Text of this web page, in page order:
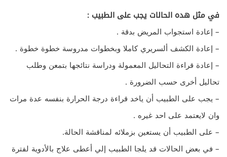
في مثل هده الحالات يجب على الطبيب :
– إعادة استجواب المريض بدقة .
– إعادة الكشف ألسريري كاملا وبخطوات مدروسة خطوة خطوة .
– إعادة قراءة التحاليل المعمولة ودراسة نتائجها بتمعن وطلب
تحاليل أخرى حسب الضرورة .
– يجب على الطبيب أن ياخد قراءة درجة الحرارة بنفسه عدة مرات
وان لايعتمد على احد غيره .
– على الطبيب أن يستعين بزملائه لمناقشة الحالة.
– في بعض الحالات قد يلجا الطبيب إلي أعطى علاج بالأدوية لفترة